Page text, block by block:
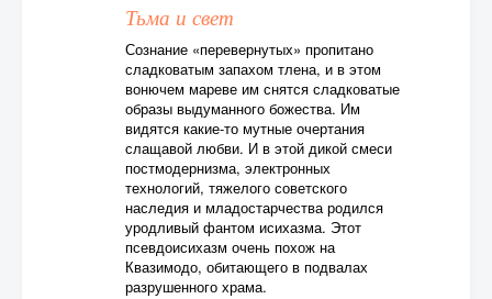
Тьма и свет
Сознание «перевернутых» пропитано
сладковатым запахом тлена, и в этом
вонючем мареве им снятся сладковатые
образы выдуманного божества. Им
видятся какие-то мутные очертания
слащавой любви. И в этой дикой смеси
постмодернизма, электронных
технологий, тяжелого советского
наследия и младостарчества родился
уродливый фантом исихазма. Этот
псевдоисихазм очень похож на
Квазимодо, обитающего в подвалах
разрушенного храма.